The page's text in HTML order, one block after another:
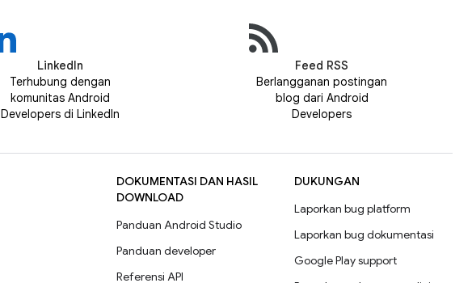
LinkedIn
Terhubung dengan
komunitas Android
Developers di LinkedIn
Feed RSS
Berlangganan postingan
blog dari Android
Developers
DOKUMENTASI DAN HASIL
DOWNLOAD
Panduan Android Studio
Panduan developer
Referensi API
DUKUNGAN
Laporkan bug platform
Laporkan bug dokumentasi
Google Play support